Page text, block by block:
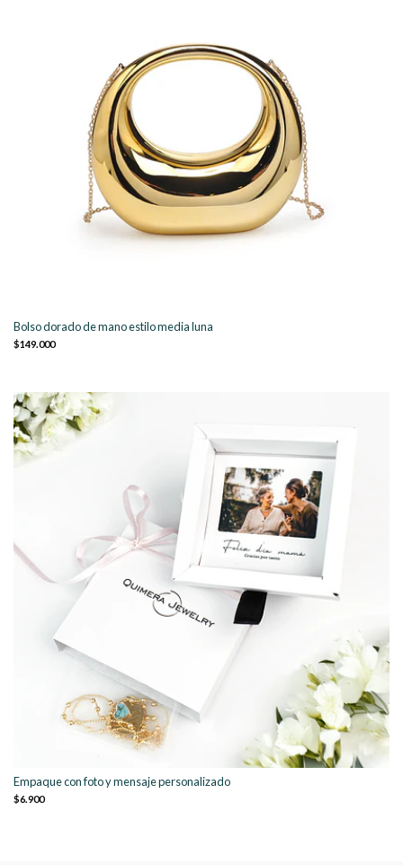
Bolso dorado de mano estilo media luna
$149.000
Empaque con foto y mensaje personalizado
$6.900